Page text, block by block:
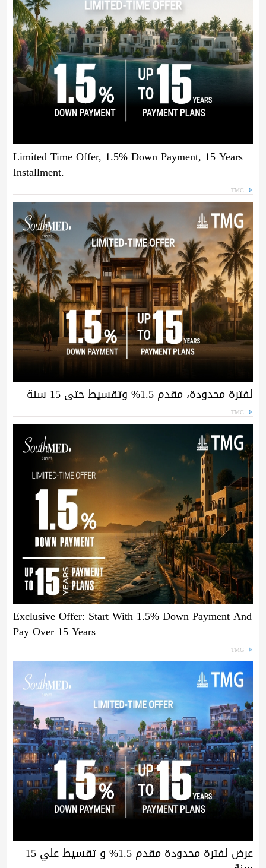
Limited Time Offer, 1.5% Down Payment, 15 Years
Installment.
TMG
لفترة محدودة، مقدم 1.5% وتقسيط حتى 15 سنة
TMG
Exclusive Offer: Start With 1.5% Down Payment And
Pay Over 15 Years
TMG
عرض لفترة محدودة مقدم 1.5% و تقسيط علي 15